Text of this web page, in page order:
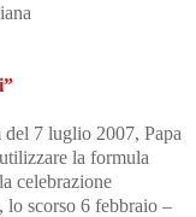
7 luglio 2007, Papa
la formula
celebrazione
lo scorso 6 febbraio –